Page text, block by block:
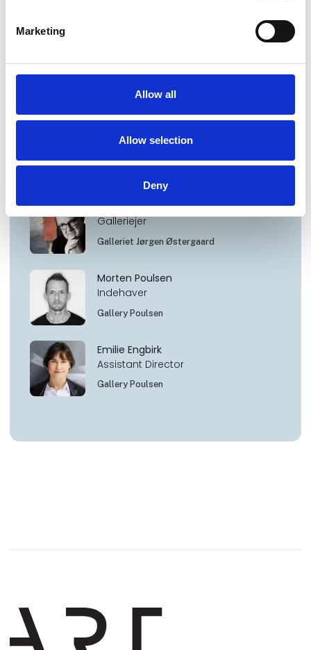
Marketing
Allow all
Allow selection
Deny
Kapser Pedersen
Ejer
Galleri Franz Pedersen
Klaus
jørgen østergaaard
Galleriejer
Galleriet Jørgen Østergaard
Morten Poulsen
Indehaver
Gallery Poulsen
Emilie Engbirk
Assistant Director
Gallery Poulsen